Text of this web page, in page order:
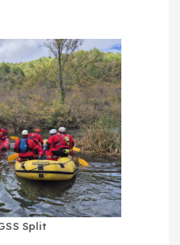
Split